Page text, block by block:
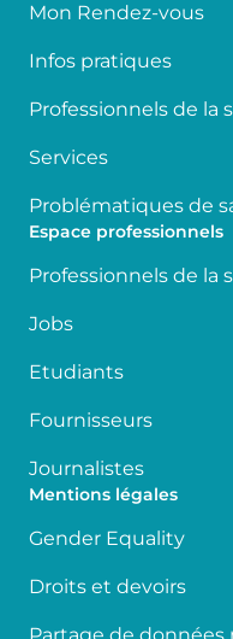
Mon Rendez-vous
Infos pratiques
Professionnels de la
Services
Problématiques de
Espace professionnels
Professionnels de la
Jobs
Etudiants
Fournisseurs
Journalistes
Mentions légales
Gender Equality
Droits et devoirs